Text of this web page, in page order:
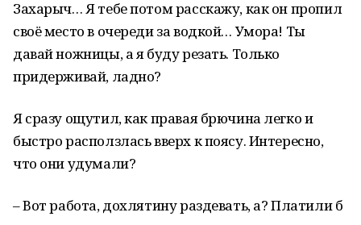
Захарыч… Я тебе потом расскажу, как он пропил
своё место в очереди за водкой… Умора! Ты
давай ножницы, а я буду резать. Только
придерживай, ладно?
Я сразу ощутил, как правая брючина легко и
быстро расползлась вверх к поясу. Интересно,
что они удумали?
– Вот работа, дохлятину раздевать, а? Платили б